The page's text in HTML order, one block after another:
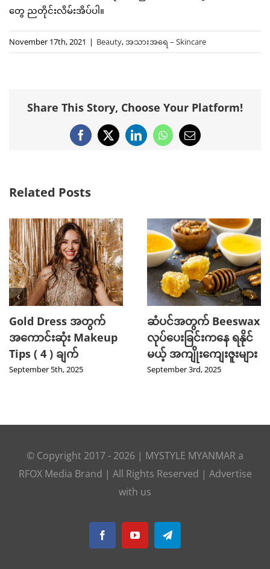
တွေ ညတိုင်းလိမ်းအိပ်ပါ။
November 17th, 2021 | Beauty,အသားအရေ – Skincare
Share This Story, Choose Your Platform!
Facebook
X LinkedInWhatsApp
Email
Related Posts
Gold Dress အတွက်
အကောင်းဆုံး Makeup
Tips ( 4 ) ချက်
September 5th, 2025
ဆံပင်အတွက် Beeswax
လုပ်ပေးခြင်းကနေ ရနိုင်
မယ့် အကျိုးကျေးဇူးများ
September 3rd, 2025
© Copyright 2017 - 2026 | MYSTYLE MYANMAR a
RFOX Media Brand | All Rights Reserved | Advertise
with us
FacebookYouTubeTelegram